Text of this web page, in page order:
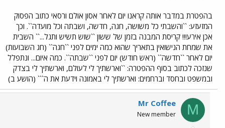
בהפטרת במדבר אותה קראנו יום לאחר אסון אולם ורסאי כתוב הפסוק
המזעזע: ``והשבתי כל משושה, חגה, חדשה, ושבתה וכל מועדה``. וכך
אכן אירע!!! קריסת המבנה בזמן של ששון ``שוש תשיש ותגל...`` השבית
את שמחת הנישואין בתאריך שהוא כמה ימים לפני ``חגה`` (חג השבועות)
יום לאחר ``חדשה`` (ראש חודש) יום לפני ``שבתה``. כמה איום... ונתפלל
שנזכה לכתוב בסוף ההפטרה: ``וארשתיך לי לעולם, וארשתיך לי בצדק
ובמשפט ובחסד וברחמים: וארשתיך לי באמונה וידעת את ה``` (הושע ב)
M
Mr Coffee
New member